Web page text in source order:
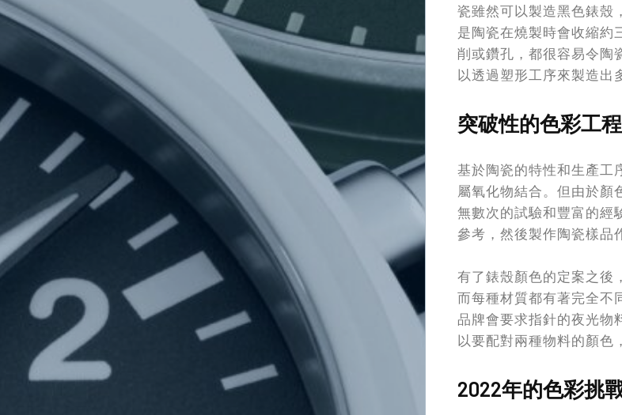
Contact
瓷雖然可以製造黑色錶殼
是陶瓷在燒製時會收縮約
削或鑽孔，都很容易令
以透過塑形工序來製造出
突破性的色彩工程
基於陶瓷的特性和生產工
屬氧化物結合。但由於顏
無數次的試驗和豐富的
參考，然後製作陶瓷樣品
有了錶殼顏色的定案之後
而每種材質都有著完全不
品牌會要求指針的夜光物
以要配對兩種物料的顏色
2022年的色彩挑